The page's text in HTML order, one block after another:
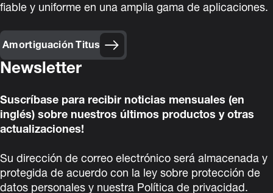
fiable y uniforme en una amplia gama de aplicaciones.
Amortiguación Titus
Newsletter
Suscríbase para recibir noticias mensuales (en
inglés) sobre nuestros últimos productos y otras
actualizaciones!
Su dirección de correo electrónico será almacenada y
protegida de acuerdo con la ley sobre protección de
datos personales y nuestra Política de privacidad.